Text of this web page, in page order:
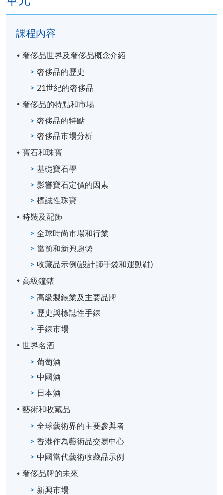
從一九九九年起，Andrew 就開始他的培訓專業。
珠寶鑽石業是一門既有趣，又令人響往，並且帶有點
神秘感的行業；行業裡有着很多特殊而且非常專業的
學識。現時，Andrew 是多間國際寶石培訓機構(Gem-
身亦為國際公司從事鑽石採購工作，以逾廿多年的培
訓及鑑定為基礎，常為學員分享深入及專業的寶石鑑
定知識。
報名代碼
現時接受報名
課程內容
奢侈品世界及奢侈品概念介紹
奢侈品的歷史
21世紀的奢侈品
奢侈品的特點和市場
奢侈品的特點
奢侈品市場分析
寶石和珠寶
基礎寶石學
影響寶石定價的因素
標誌性珠寶
時裝及配飾
全球時尚市場和行業
當前和新興趨勢
收藏品示例(設計師手袋和運動鞋)
高級鐘錶
高級製錶業及主要品牌
歷史與標誌性手錶
手錶市場
世界名酒
葡萄酒
中國酒
日本酒
藝術和收藏品
全球藝術界的主要參與者
香港作為藝術品交易中心
中國當代藝術收藏品示例
奢侈品牌的未來
新興市場